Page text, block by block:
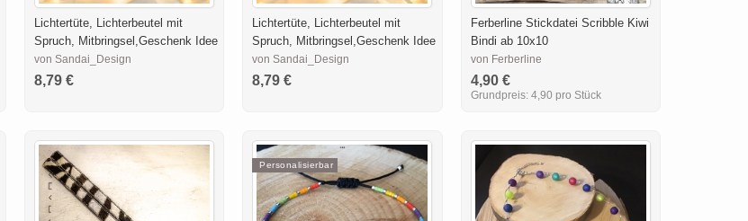
Lichtertüte, Lichterbeutel mit
Spruch, Mitbringsel,Geschenk Idee
von Sandai_Design
8,79 €
Lichtertüte, Lichterbeutel mit
Spruch, Mitbringsel,Geschenk Idee
von Sandai_Design
8,79 €
Ferberline Stickdatei Scribble Kiwi
Bindi ab 10x10
von Ferberline
4,90 €
Grundpreis: 4,90 pro Stück
Personalisierbar